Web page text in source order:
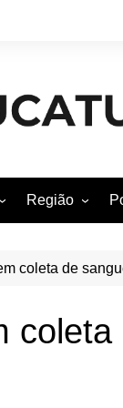
Região
Bauru
Itatinga
coleta de